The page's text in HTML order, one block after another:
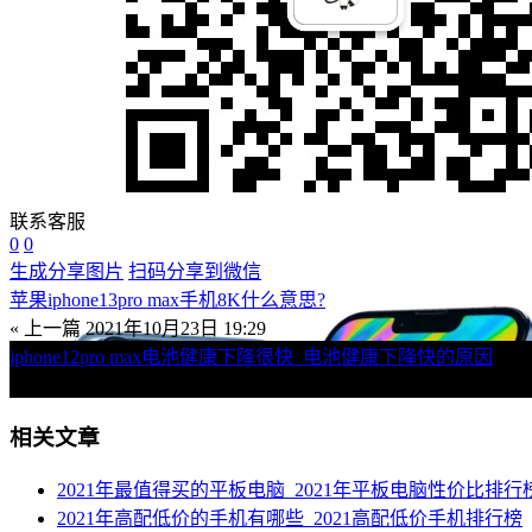
联系客服
0 0
生成分享图片 扫码分享到微信
苹果iphone13pro max手机8K什么意思?
« 上一篇 2021年10月23日 19:29
iphone12pro max电池健康下降很快_电池健康下降快的原因
相关文章
2021年最值得买的平板电脑_2021年平板电脑性价比排行
2021年高配低价的手机有哪些_2021高配低价手机排行榜